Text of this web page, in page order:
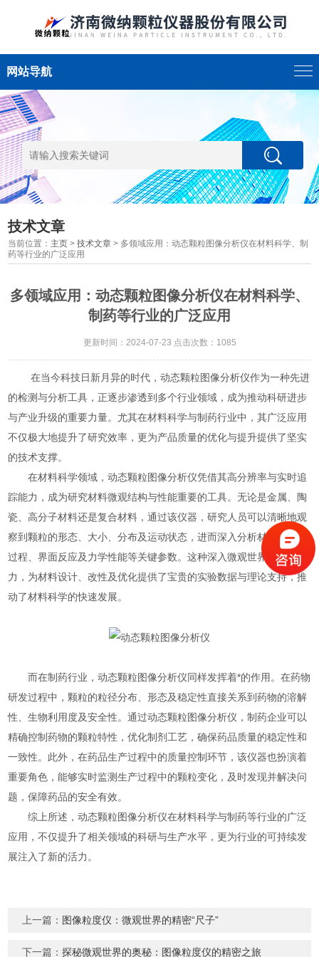
网站导航
技术文章
当前位置： 主页 >技术文章 > 多领域应用：动态颗粒图像分析仪在材料科学、制
药等行业的广泛应用
多领域应用：动态颗粒图像分析仪在材料科学、
制药等行业的广泛应用
更新时间：2024-07-23 点击次数：1085
在当今科技日新月异的时代，动态颗粒图像分析仪作为一种先进
的检测与分析工具，正逐步渗透到多个行业领域，成为推动科研进步
与产业升级的重要力量。尤其在材料科学与制药行业中，其广泛应用
不仅极大地提升了研究效率，更为产品质量的优化与提升提供了坚实
的技术支撑。
在材料科学领域，动态颗粒图像分析仪凭借其高分辨率与实时追
踪能力，成为研究材料微观结构与性能重要的工具。无论是金属、陶
瓷、高分子材料还是复合材料，通过该仪器，研究人员可以清晰地观
察到颗粒的形态、大小、分布及运动状态，进而深入分析材料的相变
过程、界面反应及力学性能等关键参数。这种深入微观世界的洞察能
力，为材料设计、改性及优化提供了宝贵的实验数据与理论支持，推
动了材料科学的快速发展。
而在制药行业，动态颗粒图像分析仪同样发挥着*的作用。在药物
研发过程中，颗粒的粒径分布、形态及稳定性直接关系到药物的溶解
性、生物利用度及安全性。通过动态颗粒图像分析仪，制药企业可以
精确控制药物的颗粒特性，优化制剂工艺，确保药品质量的稳定性和
一致性。此外，在药品生产过程中的质量控制环节，该仪器也扮演着
重要角色，能够实时监测生产过程中的颗粒变化，及时发现并解决问
题，保障药品的安全有效。
综上所述，动态颗粒图像分析仪在材料科学与制药等行业的广泛
应用，不仅提升了相关领域的科研与生产水平，更为行业的可持续发
展注入了新的活力。
上一篇： 图像粒度仪：微观世界的精密“尺子”
下一篇：探秘微观世界的奥秘：图像粒度仪的精密之旅